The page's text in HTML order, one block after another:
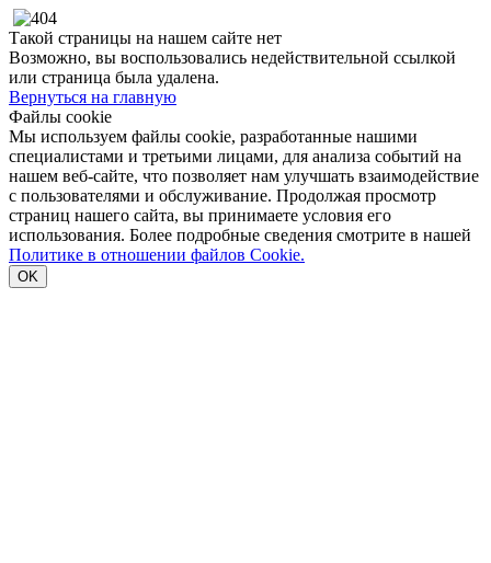
Такой страницы на нашем сайте нет
Возможно, вы воспользовались недействительной ссылкой
или страница была удалена.
Вернуться на главную
Файлы cookie
Мы используем файлы cookie, разработанные нашими
специалистами и третьими лицами, для анализа событий на
нашем веб-сайте, что позволяет нам улучшать взаимодействие
с пользователями и обслуживание. Продолжая просмотр
страниц нашего сайта, вы принимаете условия его
использования. Более подробные сведения смотрите в нашей
Политике в отношении файлов Cookie.
OK